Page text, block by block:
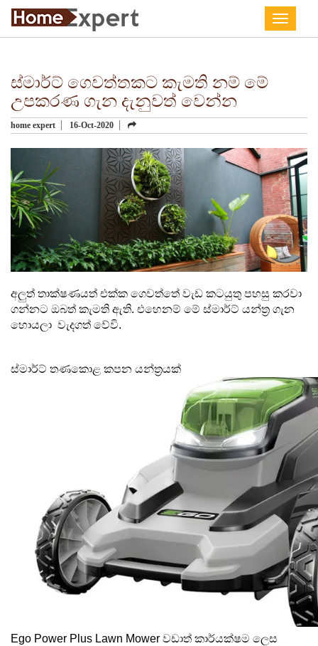
Toggle
ස්මාර්ට් ගෙවත්තකට කැමති නම් මේ
උපකරණ ගැන දැනුවත් වෙන්න
home expert 16-Oct-2020
අලුත් තාක්ෂණයත් එක්ක ගෙවත්තේ වැඩ කටයුතු පහසු කරවා
ගන්නට ඔබත් කැමති ඇති. එහෙනම් මේ ස්මාර්ට් යන්ත්‍ර ගැන
හොයලා වැදගත් වේවි.
ස්මාර්ට් තණකොළ කපන යන්ත්‍රයක්
Ego Power Plus Lawn Mower වඩාත් කාර්යක්ෂම ලෙස